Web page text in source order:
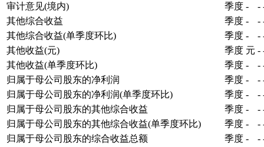
审计意见(境内)
季度 - -
其他综合收益
季度 - -
其他综合收益(单季度环比)
季度 - -
其他收益(元)
季度 元 -
其他收益(单季度环比)
季度 - -
归属于母公司股东的净利润
季度 - -
归属于母公司股东的净利润(单季度环比)
季度 - -
归属于母公司股东的其他综合收益
季度 - -
归属于母公司股东的其他综合收益(单季度环比)
季度 - -
归属于母公司股东的综合收益总额
季度 - -